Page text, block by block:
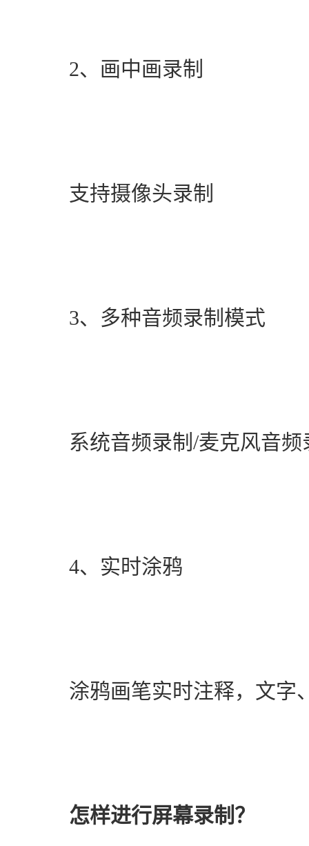
2、画中画录制
支持摄像头录制
3、多种音频录制模式
系统音频录制/麦克风音频
4、实时涂鸦
涂鸦画笔实时注释，文字
怎样进行屏幕录制？